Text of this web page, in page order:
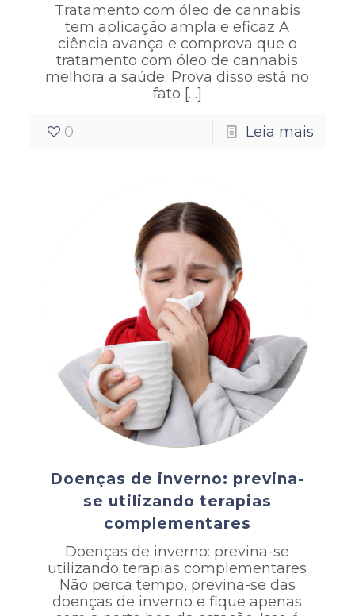
Tratamento com óleo de cannabis
tem aplicação ampla e eficaz A
ciência avança e comprova que o
tratamento com óleo de cannabis
melhora a saúde. Prova disso está no
fato […]
0 Leia mais
Doenças de inverno: previna-
se utilizando terapias
complementares
Doenças de inverno: previna-se
utilizando terapias complementares
Não perca tempo, previna-se das
doenças de inverno e fique apenas